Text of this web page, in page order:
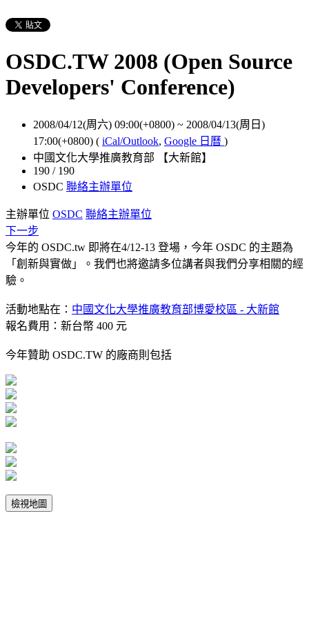
OSDC.TW 2008 (Open Source
Developers' Conference)
2008/04/12(周六) 09:00(+0800) ~ 2008/04/13(周日)
17:00(+0800) ( iCal/Outlook, Google 日曆 )
中國文化大學推廣教育部 【大新館】
190 / 190
OSDC 聯絡主辦單位
主辦單位 OSDC 聯絡主辦單位
下一步
今年的 OSDC.tw 即將在4/12-13 登場，今年 OSDC 的主題為
「創新與實做」。我們也將邀請多位講者與我們分享相關的經
驗。
活動地點在： 中國文化大學推廣教育部博愛校區 - 大新館
報名費用：新台幣 400 元
今年贊助 OSDC.TW 的廠商則包括
檢視地圖